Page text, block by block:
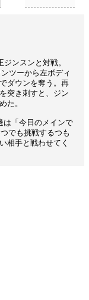
ンスンと対戦。
ツーから左ボディ
ダウンを奪う。再
突き刺すと、ジン
た。
は「今日のメインで
でも挑戦するつも
相手と戦わせてく